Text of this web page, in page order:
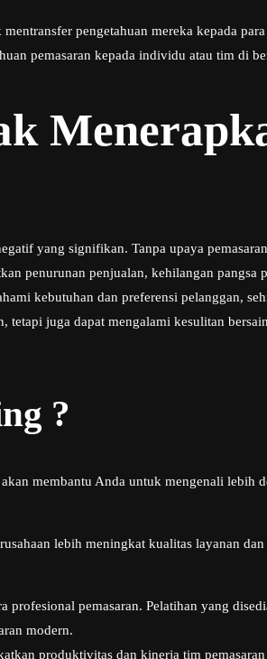
pengetahuan mereka kepada
pemasaran kepada individu atau tim di
yang signifikan. Tanpa upaya
penurunan penjualan, kehilangan pangsa
kebutuhan dan preferensi pelanggan,
tetapi juga dapat mengalami kesulitan
?
membantu Anda untuk mengenali lebih
lebih meningkat kualitas layanan
pemasaran. Pelatihan yang
modern.
produktivitas dan kinerja tim